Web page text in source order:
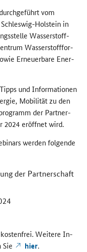
vom
​Holstein in
Was­ser­stoff­
Was­ser­stoff­for­
Er­neu­er­ba­re En­er­
und In­for­ma­tio­nen
Mo­bi­li­tät zu den
der Part­ner­
2024 er­öff­net wird.
wer­den fol­gen­de
der Part­ner­schaft
kos­ten­frei. Wei­te­re In­
Sie
hier.